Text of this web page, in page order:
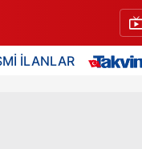
İLANLAR